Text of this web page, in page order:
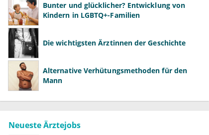
Bunter und glücklicher? Entwicklung von
Kindern in LGBTQ+-Familien
Die wichtigsten Ärztinnen der Geschichte
Alternative Verhütungsmethoden für den
Mann
Neueste Ärztejobs